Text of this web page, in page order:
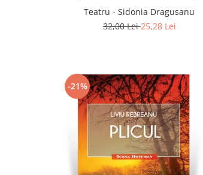
Teatru - Sidonia Dragusanu
32,00 Lei25,28 Lei
-21%